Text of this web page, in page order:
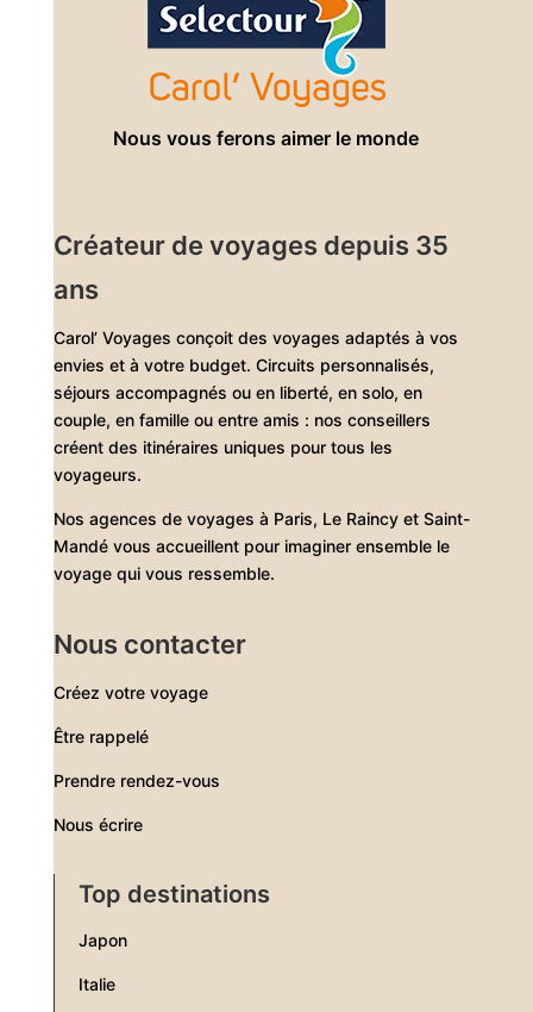
Nous vous ferons aimer le monde
Créateur de voyages depuis 35
ans
Carol’ Voyages conçoit des voyages adaptés à vos
envies et à votre budget. Circuits personnalisés,
séjours accompagnés ou en liberté, en solo, en
couple, en famille ou entre amis : nos conseillers
créent des itinéraires uniques pour tous les
voyageurs.
Nos agences de voyages à Paris, Le Raincy et Saint-
Mandé vous accueillent pour imaginer ensemble le
voyage qui vous ressemble.
Nous contacter
Créez votre voyage
Être rappelé
Prendre rendez-vous
Nous écrire
Top destinations
Japon
Italie